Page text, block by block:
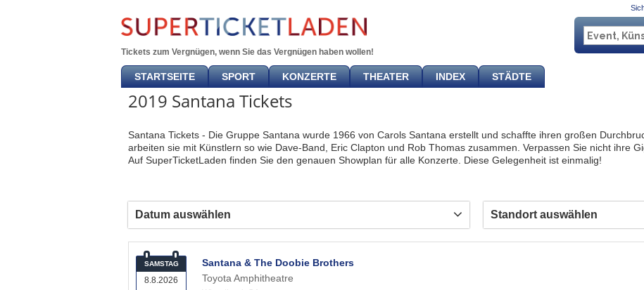
Tickets zum Vergnügen, wenn Sie das Vergnügen haben wollen!
STARTSEITE SPORT KONZERTE THEATER INDEX STÄDTE
2019 Santana Tickets
Santana Tickets - Die Gruppe Santana wurde 1966 von Carols Santana erstellt und schaffte ihren großen
arbeiten sie mit Künstlern so wie Dave-Band, Eric Clapton und Rob Thomas zusammen. Verpassen Sie nicht ihre
Auf SuperTicketLaden finden Sie den genauen Showplan für alle Konzerte. Diese Gelegenheit ist einmalig!
Datum auswählen Standort auswählen
Santana & The Doobie Brothers
Toyota Amphitheatre
SAMSTAG
8.8.2026